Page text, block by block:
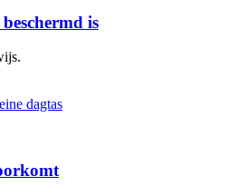
is